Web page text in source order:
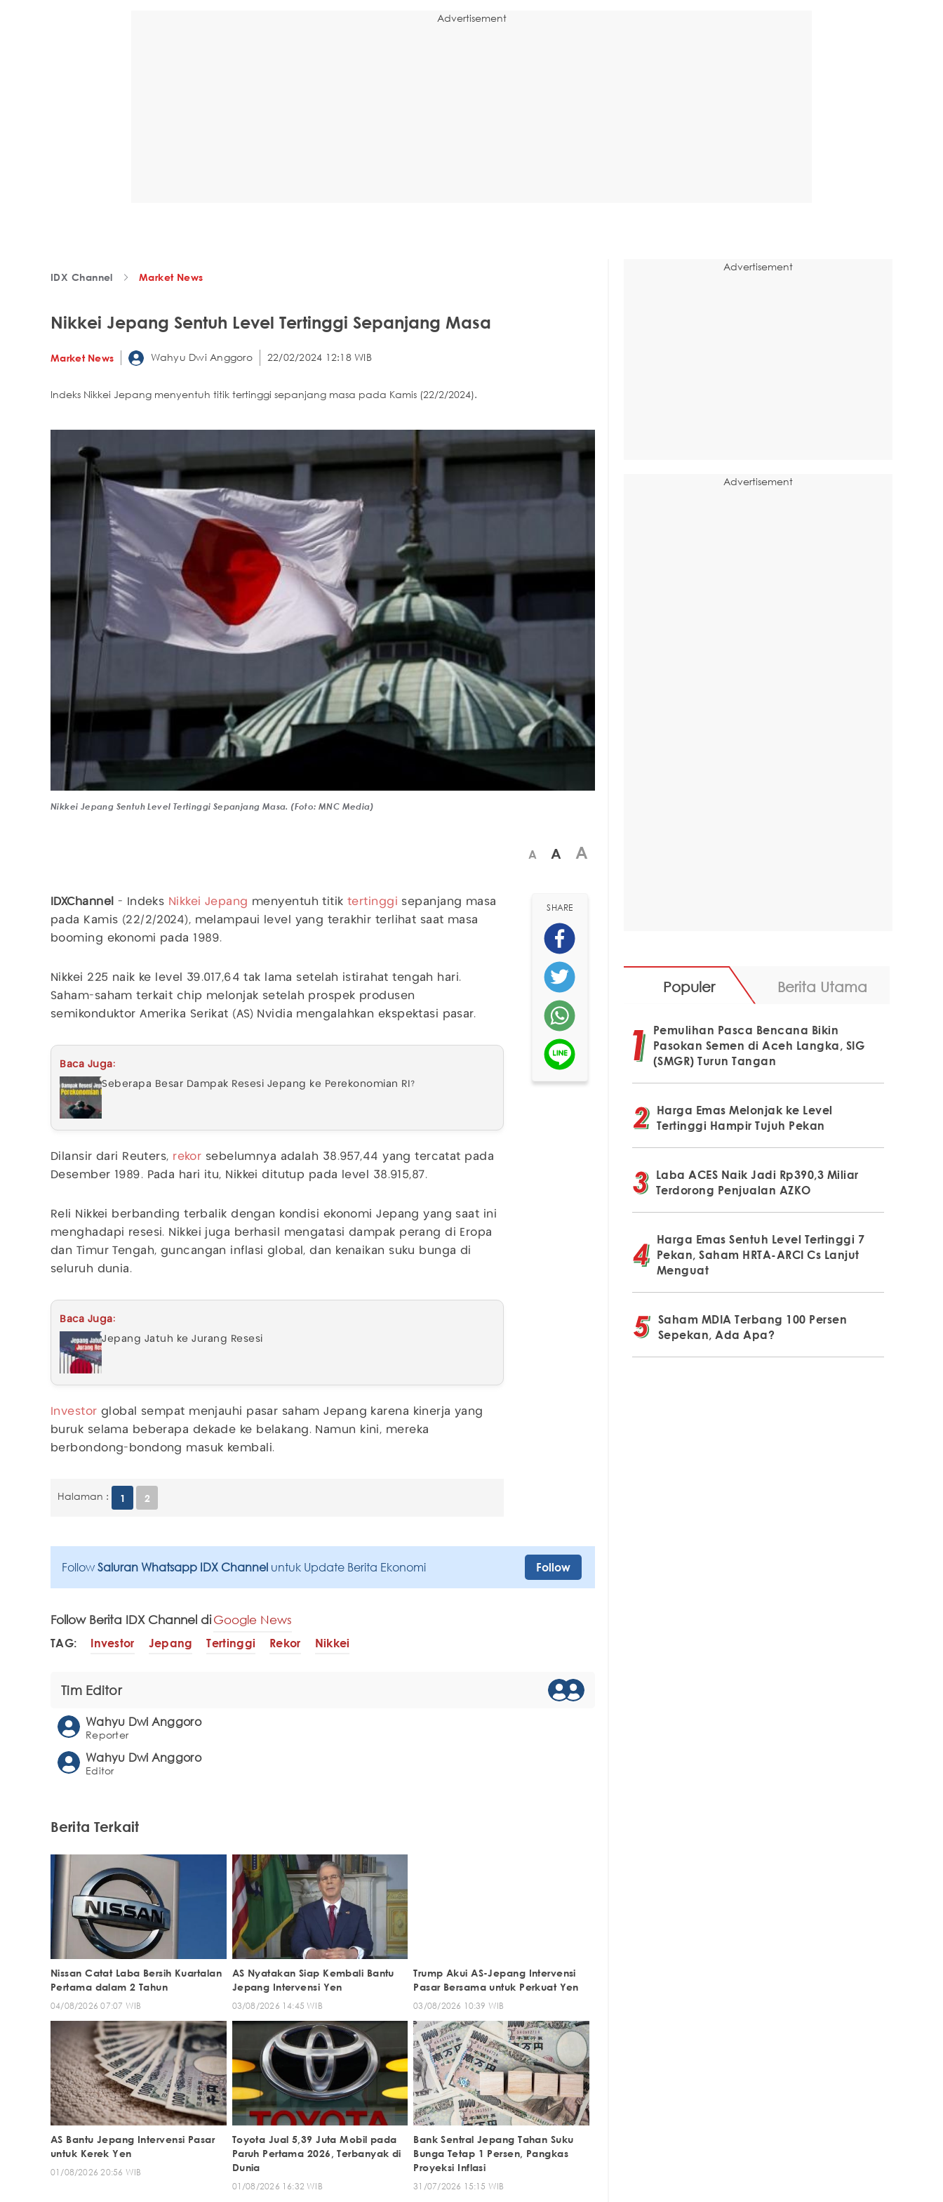
Advertisement
IDX Channel Market News
Nikkei Jepang Sentuh Level Tertinggi Sepanjang Masa
Market News Wahyu Dwi Anggoro 22/02/2024 12:18 WIB
Indeks Nikkei Jepang menyentuh titik tertinggi sepanjang masa pada Kamis (22/2/2024).
Nikkei Jepang Sentuh Level Tertinggi Sepanjang Masa. (Foto: MNC Media)
A A A
IDXChannel - Indeks Nikkei Jepang menyentuh titiktertinggi sepanjang masa
pada Kamis (22/2/2024), melampaui level yang terakhir terlihat saat masa
booming ekonomi pada 1989.
Nikkei 225 naik ke level 39.017,64 tak lama setelah istirahat tengah hari.
Saham-saham terkait chip melonjak setelah prospek produsen
semikonduktor Amerika Serikat (AS) Nvidia mengalahkan ekspektasi pasar.
Baca Juga:
Seberapa Besar Dampak Resesi Jepang ke Perekonomian RI?
Dilansir dari Reuters, rekor sebelumnya adalah 38.957,44 yang tercatat pada
Desember 1989. Pada hari itu, Nikkei ditutup pada level 38.915,87.
Reli Nikkei berbanding terbalik dengan kondisi ekonomi Jepang yang saat ini
menghadapi resesi. Nikkei juga berhasil mengatasi dampak perang di Eropa
dan Timur Tengah, guncangan inflasi global, dan kenaikan suku bunga di
seluruh dunia.
Baca Juga:
Jepang Jatuh ke Jurang Resesi
Investor global sempat menjauhi pasar saham Jepang karena kinerja yang
buruk selama beberapa dekade ke belakang. Namun kini, mereka
berbondong-bondong masuk kembali.
Halaman : 1 2
SHARE
Follow Saluran Whatsapp IDX Channel untuk Update Berita Ekonomi Follow
Follow Berita IDX Channel diGoogle News
TAG: Investor Jepang Tertinggi Rekor Nikkei
Tim Editor
Wahyu Dwi Anggoro
Reporter
Wahyu Dwi Anggoro
Editor
Berita Terkait
Nissan Catat Laba Bersih Kuartalan
Pertama dalam 2 Tahun
04/08/2026 07:07 WIB
AS Nyatakan Siap Kembali Bantu
Jepang Intervensi Yen
03/08/2026 14:45 WIB
Trump Akui AS-Jepang Intervensi
Pasar Bersama untuk Perkuat Yen
03/08/2026 10:39 WIB
AS Bantu Jepang Intervensi Pasar
untuk Kerek Yen
01/08/2026 20:56 WIB
Toyota Jual 5,39 Juta Mobil pada
Paruh Pertama 2026, Terbanyak di
Dunia
01/08/2026 16:32 WIB
Bank Sentral Jepang Tahan Suku
Bunga Tetap 1 Persen, Pangkas
Proyeksi Inflasi
31/07/2026 15:15 WIB
Advertisement
Advertisement
Populer Berita Utama
Pemulihan Pasca Bencana Bikin
Pasokan Semen di Aceh Langka, SIG
(SMGR) Turun Tangan
Harga Emas Melonjak ke Level
Tertinggi Hampir Tujuh Pekan
Laba ACES Naik Jadi Rp390,3 Miliar
Terdorong Penjualan AZKO
Harga Emas Sentuh Level Tertinggi 7
Pekan, Saham HRTA-ARCI Cs Lanjut
Menguat
Saham MDIA Terbang 100 Persen
Sepekan, Ada Apa?